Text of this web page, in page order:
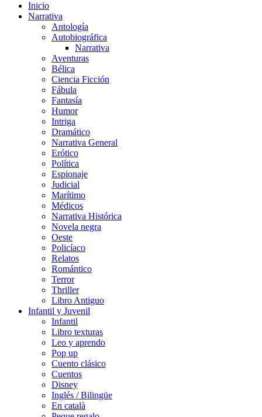
Inicio
Narrativa
Antología
Autobiográfica
Narrativa
Aventuras
Bélica
Ciencia Ficción
Fábula
Fantasía
Humor
Intriga
Dramático
Narrativa General
Erótico
Política
Espionaje
Judicial
Marítimo
Médicos
Narrativa Histórica
Novela negra
Oeste
Policíaco
Relatos
Romántico
Terror
Thriller
Libro Antiguo
Infantil y Juvenil
Infantil
Libro texturas
Leo y aprendo
Pop up
Cuento clásico
Cuentos
Disney
Inglés / Bilingüe
En català